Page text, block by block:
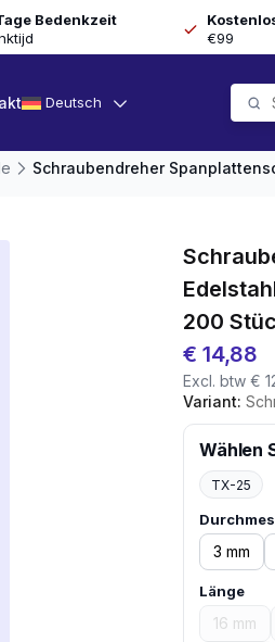
Bedenkzeit
€99
Deutsch
Schraubendreher
200
€ 14,88
Excl. btw €
Variant:
Wählen
TX-25
3 mm
Länge
16 mm